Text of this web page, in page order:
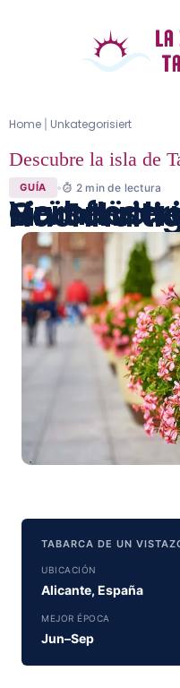
Home Unkategorisiert
Descubre la isla de
GUÍA 2 min de lectura
Verbesserung der Grünflächen in Tabarca: Ein Schritt
TABARCA DE UN
UBICACIÓN
Alicante, España
MEJOR ÉPOCA
Jun–Sep